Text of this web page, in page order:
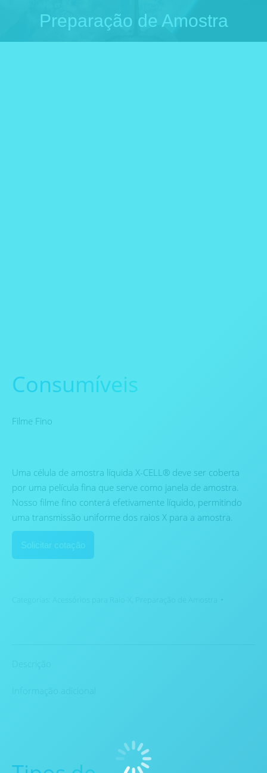
Preparação de Amostra
Você está aqui:
Consumíveis
Filme Fino
Uma célula de amostra líquida X-CELL® deve ser coberta
por uma película fina que serve como janela de amostra.
Nosso filme fino conterá efetivamente líquido, permitindo
uma transmissão uniforme dos raios X para a amostra.
Solicitar cotação